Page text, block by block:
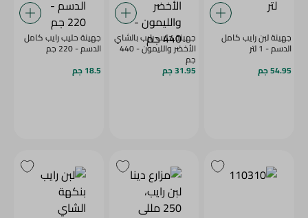
جهينة لبن رايب كامل
الدسم - 1 لتر
54.95 جم
جهينة حليب رايب بالشاي
الأخضر والليمون - 440
جم
31.95 جم
جهينة حليب رايب كامل
الدسم - 220 جم
18.5 جم